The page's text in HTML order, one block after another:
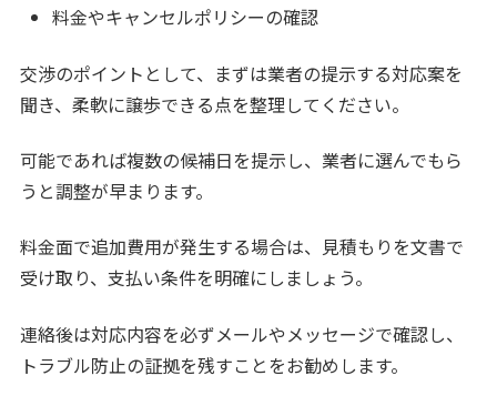
料金やキャンセルポリシーの確認
交渉のポイントとして、まずは業者の提示する対応案を
聞き、柔軟に譲歩できる点を整理してください。
可能であれば複数の候補日を提示し、業者に選んでもら
うと調整が早まります。
料金面で追加費用が発生する場合は、見積もりを文書で
受け取り、支払い条件を明確にしましょう。
連絡後は対応内容を必ずメールやメッセージで確認し、
トラブル防止の証拠を残すことをお勧めします。